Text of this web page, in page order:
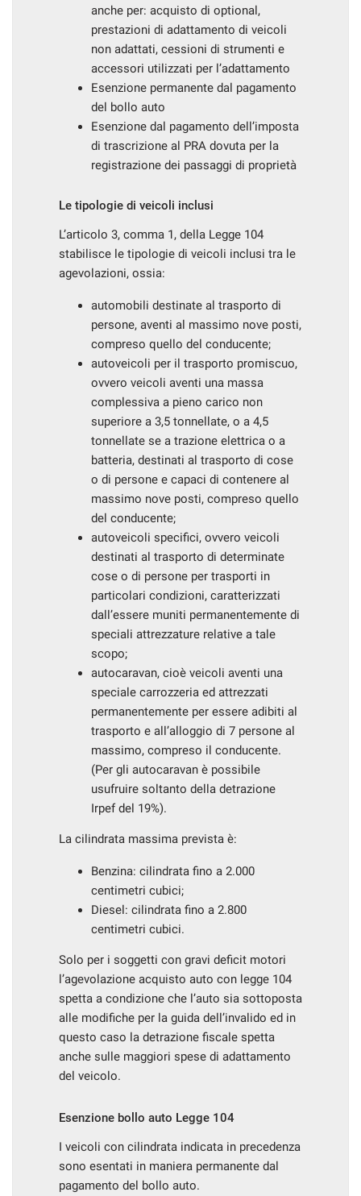
anche per: acquisto di optional,
prestazioni di adattamento di veicoli
non adattati, cessioni di strumenti e
accessori utilizzati per l’adattamento
Esenzione permanente dal pagamento
del bollo auto
Esenzione dal pagamento dell’imposta
di trascrizione al PRA dovuta per la
registrazione dei passaggi di proprietà
Le tipologie di veicoli inclusi
L’articolo 3, comma 1, della Legge 104
stabilisce le tipologie di veicoli inclusi tra le
agevolazioni, ossia:
automobili destinate al trasporto di
persone, aventi al massimo nove posti,
compreso quello del conducente;
autoveicoli per il trasporto promiscuo,
ovvero veicoli aventi una massa
complessiva a pieno carico non
superiore a 3,5 tonnellate, o a 4,5
tonnellate se a trazione elettrica o a
batteria, destinati al trasporto di cose
o di persone e capaci di contenere al
massimo nove posti, compreso quello
del conducente;
autoveicoli specifici, ovvero veicoli
destinati al trasporto di determinate
cose o di persone per trasporti in
particolari condizioni, caratterizzati
dall’essere muniti permanentemente di
speciali attrezzature relative a tale
scopo;
autocaravan, cioè veicoli aventi una
speciale carrozzeria ed attrezzati
permanentemente per essere adibiti al
trasporto e all’alloggio di 7 persone al
massimo, compreso il conducente.
(Per gli autocaravan è possibile
usufruire soltanto della detrazione
Irpef del 19%).
La cilindrata massima prevista è:
Benzina: cilindrata fino a 2.000
centimetri cubici;
Diesel: cilindrata fino a 2.800
centimetri cubici.
Solo per i soggetti con gravi deficit motori
l’agevolazione acquisto auto con legge 104
spetta a condizione che l’auto sia sottoposta
alle modifiche per la guida dell’invalido ed in
questo caso la detrazione fiscale spetta
anche sulle maggiori spese di adattamento
del veicolo.
Esenzione bollo auto Legge 104
I veicoli con cilindrata indicata in precedenza
sono esentati in maniera permanente dal
pagamento del bollo auto.